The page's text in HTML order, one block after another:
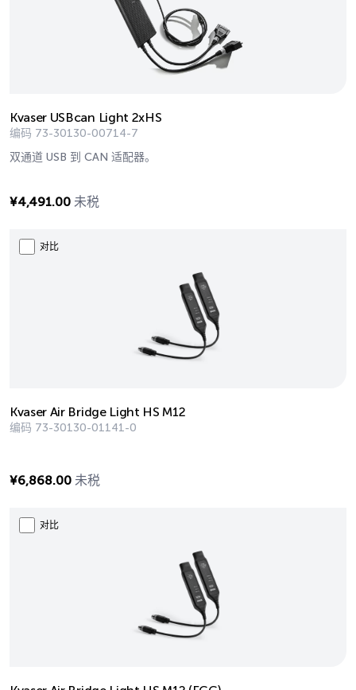
Kvaser USBcan Light 2xHS
编码 73-30130-00714-7
双通道 USB 到 CAN 适配器。
¥4,491.00 未税
对比
Kvaser Air Bridge Light HS M12
编码 73-30130-01141-0
¥6,868.00 未税
对比